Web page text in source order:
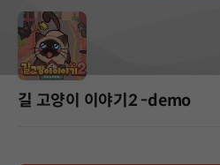
길 고양이 이야기2 -demo